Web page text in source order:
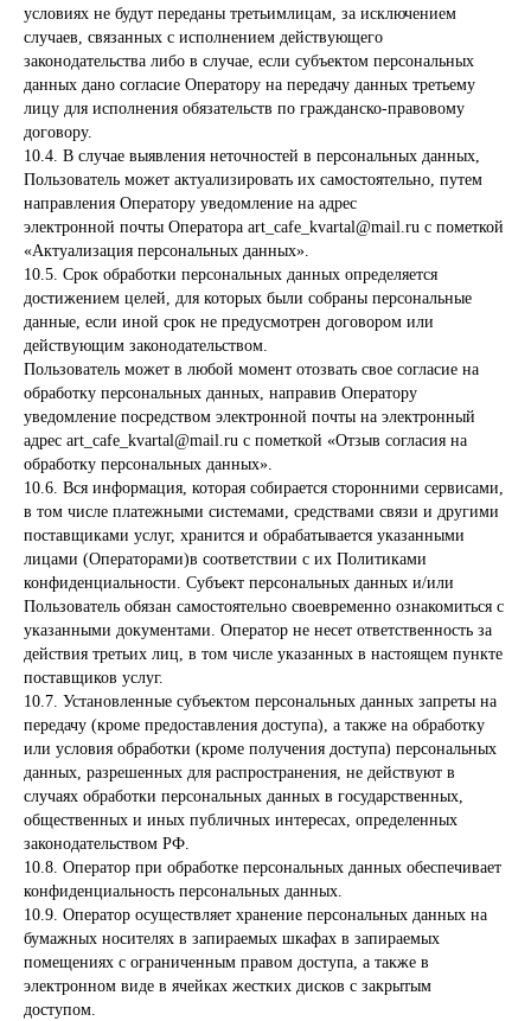
условиях не будут переданы третьимлицам, за исключением
случаев, связанных с исполнением действующего
законодательства либо в случае, если субъектом персональных
данных дано согласие Оператору на передачу данных третьему
лицу для исполнения обязательств по гражданско-правовому
договору.
10.4. В случае выявления неточностей в персональных данных,
Пользователь может актуализировать их самостоятельно, путем
направления Оператору уведомление на адрес
электронной почты Оператора art_cafe_kvartal@mail.ru с пометкой
«Актуализация персональных данных».
10.5. Срок обработки персональных данных определяется
достижением целей, для которых были собраны персональные
данные, если иной срок не предусмотрен договором или
действующим законодательством.
Пользователь может в любой момент отозвать свое согласие на
обработку персональных данных, направив Оператору
уведомление посредством электронной почты на электронный
адрес art_cafe_kvartal@mail.ru с пометкой «Отзыв согласия на
обработку персональных данных».
10.6. Вся информация, которая собирается сторонними сервисами,
в том числе платежными системами, средствами связи и другими
поставщиками услуг, хранится и обрабатывается указанными
лицами (Операторами)в соответствии с их Политиками
конфиденциальности. Субъект персональных данных и/или
Пользователь обязан самостоятельно своевременно ознакомиться с
указанными документами. Оператор не несет ответственность за
действия третьих лиц, в том числе указанных в настоящем пункте
поставщиков услуг.
10.7. Установленные субъектом персональных данных запреты на
передачу (кроме предоставления доступа), а также на обработку
или условия обработки (кроме получения доступа) персональных
данных, разрешенных для распространения, не действуют в
случаях обработки персональных данных в государственных,
общественных и иных публичных интересах, определенных
законодательством РФ.
10.8. Оператор при обработке персональных данных обеспечивает
конфиденциальность персональных данных.
10.9. Оператор осуществляет хранение персональных данных на
бумажных носителях в запираемых шкафах в запираемых
помещениях с ограниченным правом доступа, а также в
электронном виде в ячейках жестких дисков с закрытым
доступом.